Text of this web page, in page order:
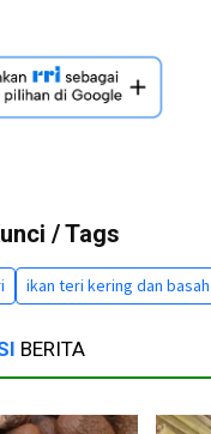
/ Tags
ikan teri kering dan basah
BERITA